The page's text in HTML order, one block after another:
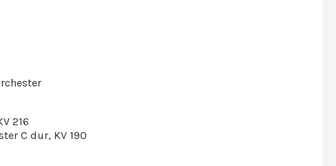
216
C dur, KV 190